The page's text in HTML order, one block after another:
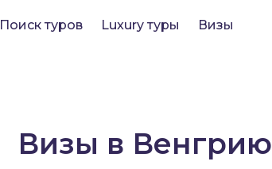
Поиск туров Luxury туры Визы
Визы в Венгрию